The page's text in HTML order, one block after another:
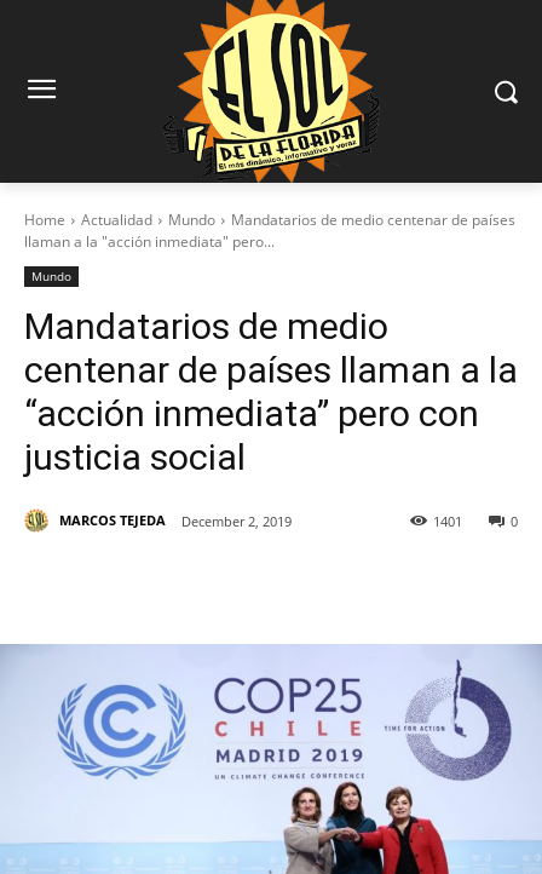
Home Actualidad Mundo
Mandatarios de medio centenar de países
llaman a la "acción inmediata" pero...
Mundo
Mandatarios de medio
centenar de países llaman a la
“acción inmediata” pero con
justicia social
MARCOS TEJEDA December 2, 2019 0
1401